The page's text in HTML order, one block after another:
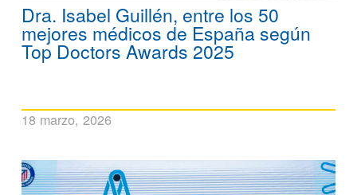
Dra. Isabel Guillén, entre los 50
mejores médicos de España según
Top Doctors Awards 2025
18 marzo, 2026